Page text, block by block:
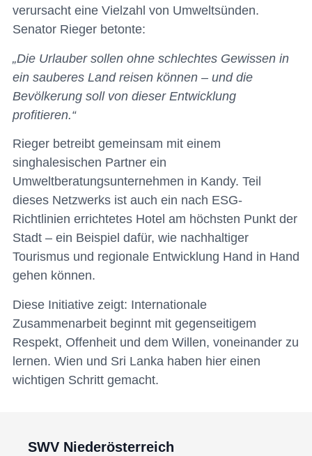
verursacht eine Vielzahl von Umweltsünden.
Senator Rieger betonte:
„Die Urlauber sollen ohne schlechtes Gewissen in
ein sauberes Land reisen können – und die
Bevölkerung soll von dieser Entwicklung
profitieren.“
Rieger betreibt gemeinsam mit einem
singhalesischen Partner ein
Umweltberatungsunternehmen in Kandy. Teil
dieses Netzwerks ist auch ein nach ESG-
Richtlinien errichtetes Hotel am höchsten Punkt der
Stadt – ein Beispiel dafür, wie nachhaltiger
Tourismus und regionale Entwicklung Hand in Hand
gehen können.
Diese Initiative zeigt: Internationale
Zusammenarbeit beginnt mit gegenseitigem
Respekt, Offenheit und dem Willen, voneinander zu
lernen. Wien und Sri Lanka haben hier einen
wichtigen Schritt gemacht.
SWV Niederösterreich